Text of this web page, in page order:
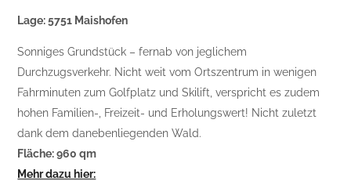
Lage: 5751 Maishofen
Sonniges Grundstück – fernab von jeglichem
Durchzugsverkehr. Nicht weit vom Ortszentrum in wenigen
Fahrminuten zum Golfplatz und Skilift, verspricht es zudem
hohen Familien-, Freizeit- und Erholungswert! Nicht zuletzt
dank dem danebenliegenden Wald.
Fläche: 960 qm
Mehr dazu hier: